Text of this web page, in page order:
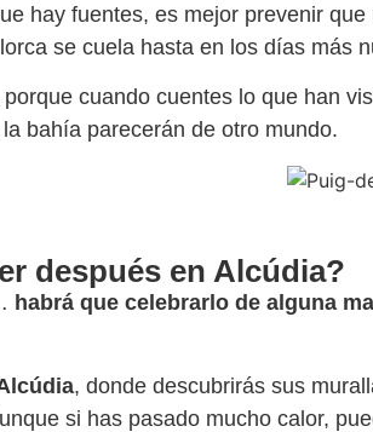
hay fuentes, es mejor prevenir
se cuela hasta en los días más
porque cuando cuentes lo que han
bahía parecerán de otro mundo.
después en Alcúdia?
habrá que celebrarlo de alguna
, donde descubrirás sus
si has pasado mucho calor,